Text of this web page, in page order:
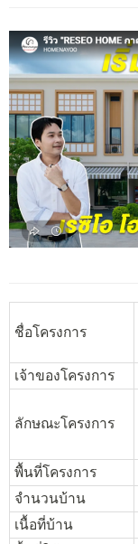
ชื่อโครงการ
เจ้าของโครงการ
ลักษณะโครงการ
พื้นที่โครงการ
จำนวนบ้าน
เนื้อที่บ้าน